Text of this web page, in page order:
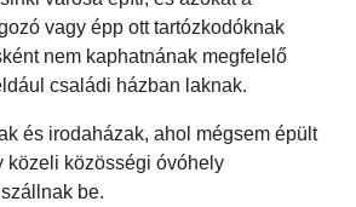
vagy épp ott tartózkodóknak
nem kaphatnának megfelelő
családi házban laknak.
és irodaházak, ahol mégsem épült
közeli közösségi óvóhely
be.